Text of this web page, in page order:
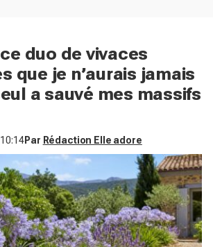
duo de vivaces
que je n’aurais jamais
a sauvé mes massifs
Par Rédaction Elle adore